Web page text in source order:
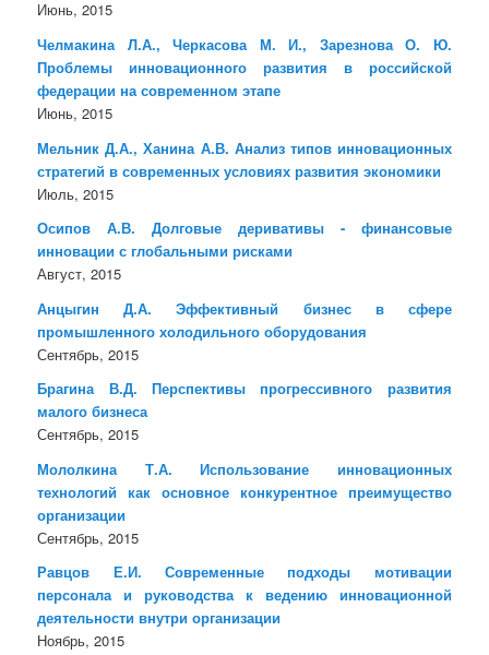
Июнь, 2015
Челмакина Л.А., Черкасова М. И., Зарезнова О. Ю.
Проблемы инновационного развития в российской
федерации на современном этапе
Июнь, 2015
Мельник Д.А., Ханина А.В. Анализ типов инновационных
стратегий в современных условиях развития экономики
Июль, 2015
Осипов А.В. Долговые деривативы - финансовые
инновации с глобальными рисками
Август, 2015
Анцыгин Д.А. Эффективный бизнес в сфере
промышленного холодильного оборудования
Сентябрь, 2015
Брагина В.Д. Перспективы прогрессивного развития
малого бизнеса
Сентябрь, 2015
Мололкина Т.А. Использование инновационных
технологий как основное конкурентное преимущество
организации
Сентябрь, 2015
Равцов Е.И. Современные подходы мотивации
персонала и руководства к ведению инновационной
деятельности внутри организации
Ноябрь, 2015